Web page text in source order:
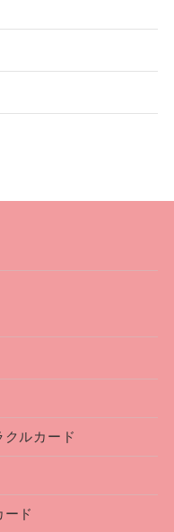
ルカード
ド